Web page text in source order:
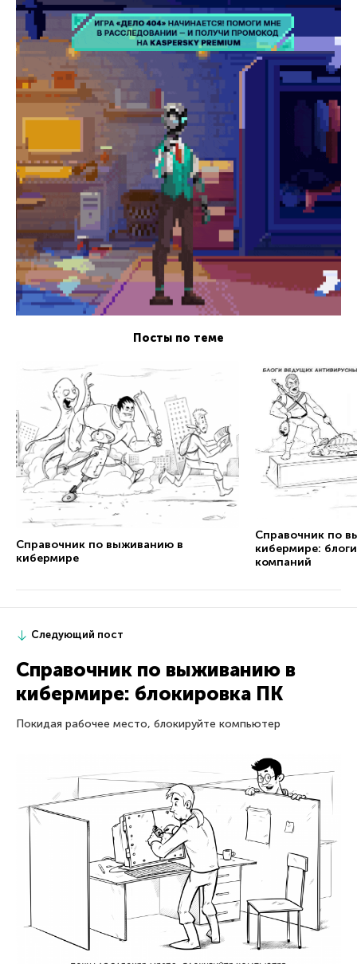
Посты по теме
Справочник по выживанию в
кибермире
Справочник по
кибермире:
компаний
Следующий пост
Справочник по выживанию в
кибермире: блокировка ПК
Покидая рабочее место, блокируйте компьютер